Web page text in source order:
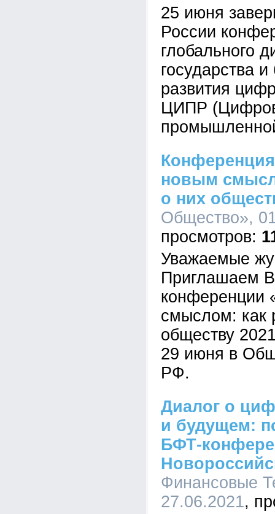
25 июня
России
глобального
государства
развития
ЦИПР
новым
о них
Общество»,
Уважаемые
Приглашаем
конференции
смыслом: как
обществу
29 июня в
РФ.
Диалог о
и будущем:
БФТ-
Финансовые
27.06.2021